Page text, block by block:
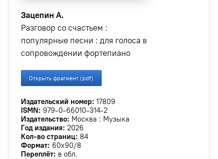
Зацепин А.
Разговор со счастьем :
популярные песни : для голоса в
сопровождении фортепиано
Открыть фрагмент (pdf)
Издательский номер: 17809
ISMN: 979-0-66010-314-2
Издательство: Москва : Музыка
Год издания: 2026
Кол-во страниц: 84
Формат: 60х90/8
Переплёт: в обл.